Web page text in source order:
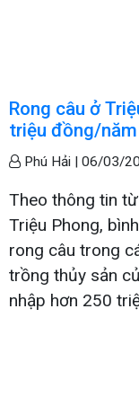
Rong câu ở
triệu đồng/năm
Phú Hải | 06/03/
Theo thông tin
Triệu Phong,
rong câu trong
trồng thủy sản
nhập hơn 250